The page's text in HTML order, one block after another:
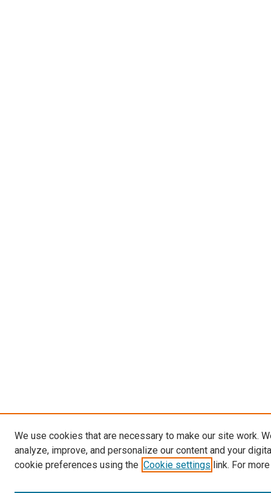
We use cookies that are necessary to make our site work.
analyze, improve, and personalize our content and your
cookie preferences using the Cookie settings link. For